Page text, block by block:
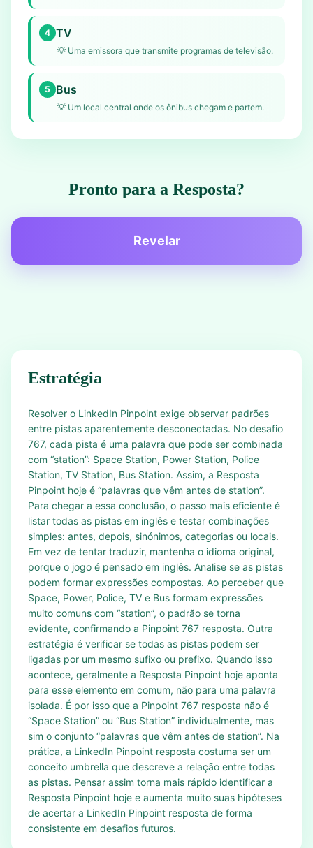
4 TV
💡 Uma emissora que transmite programas de televisão.
5 Bus
💡 Um local central onde os ônibus chegam e partem.
Pronto para a Resposta?
Revelar
Estratégia
Resolver o LinkedIn Pinpoint exige observar padrões
entre pistas aparentemente desconectadas. No desafio
767, cada pista é uma palavra que pode ser combinada
com “station”: Space Station, Power Station, Police
Station, TV Station, Bus Station. Assim, a Resposta
Pinpoint hoje é “palavras que vêm antes de station”.
Para chegar a essa conclusão, o passo mais eficiente é
listar todas as pistas em inglês e testar combinações
simples: antes, depois, sinónimos, categorias ou locais.
Em vez de tentar traduzir, mantenha o idioma original,
porque o jogo é pensado em inglês. Analise se as pistas
podem formar expressões compostas. Ao perceber que
Space, Power, Police, TV e Bus formam expressões
muito comuns com “station”, o padrão se torna
evidente, confirmando a Pinpoint 767 resposta. Outra
estratégia é verificar se todas as pistas podem ser
ligadas por um mesmo sufixo ou prefixo. Quando isso
acontece, geralmente a Resposta Pinpoint hoje aponta
para esse elemento em comum, não para uma palavra
isolada. É por isso que a Pinpoint 767 resposta não é
“Space Station” ou “Bus Station” individualmente, mas
sim o conjunto “palavras que vêm antes de station”. Na
prática, a LinkedIn Pinpoint resposta costuma ser um
conceito umbrella que descreve a relação entre todas
as pistas. Pensar assim torna mais rápido identificar a
Resposta Pinpoint hoje e aumenta muito suas hipóteses
de acertar a LinkedIn Pinpoint resposta de forma
consistente em desafios futuros.